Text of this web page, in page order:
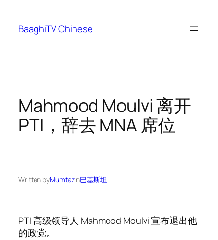
content
BaaghiTV Chinese
Mahmood Moulvi 离开
PTI，辞去 MNA 席位
Written byMumtazin巴基斯坦
PTI 高级领导人 Mahmood Moulvi 宣布退出他
的政党。